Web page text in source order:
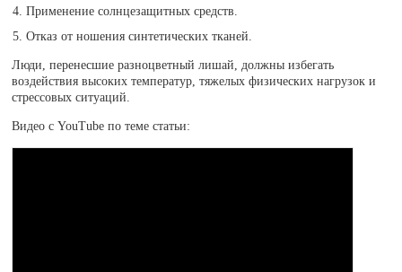
Применение солнцезащитных средств.
Отказ от ношения синтетических тканей.
Люди, перенесшие разноцветный лишай, должны избегать
воздействия высоких температур, тяжелых физических нагрузок и
стрессовых ситуаций.
Видео с YouTube по теме статьи: